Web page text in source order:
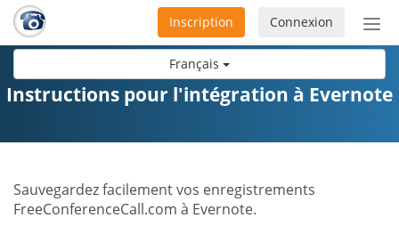
Français
ou
la
Connexion
Inscription
Instructions pour l'intégration à Evernote
Sauvegardez facilement vos enregistrements
FreeConferenceCall.com à Evernote.